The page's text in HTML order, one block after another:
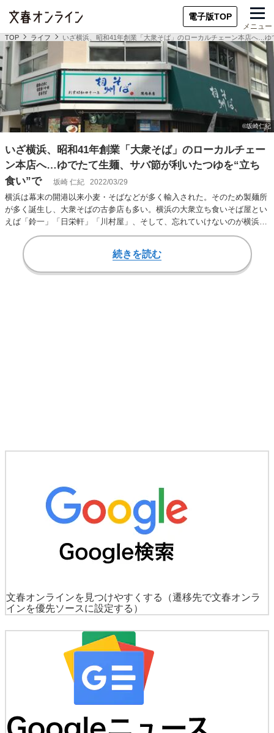
電子版TOP
メニュー
TOP ライフ いざ横浜、昭和41年創業「大衆そば」のローカルチェーン本店へ…ゆ
いざ横浜、昭和41年創業「大衆そば」のローカルチェー
ン本店へ…ゆでたて生麺、サバ節が利いたつゆを“立ち
食い”で
坂崎 仁紀 2022/03/29
横浜は幕末の開港以来小麦・そばなどが多く輸入された。そのため製麺所
が多く誕生し、大衆そばの古参店も多い。横浜の大衆立ち食いそば屋とい
えば「鈴一」「日栄軒」「川村屋」、そして、忘れていけないのが横浜の
ローカルチェーン…
続きを読む
文春オンラインを見つけやすくする
（遷移先で文春オンラ
インを優先ソースに設定する）